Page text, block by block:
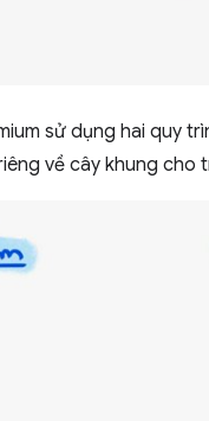
sử dụng hai quy
về cây khung cho